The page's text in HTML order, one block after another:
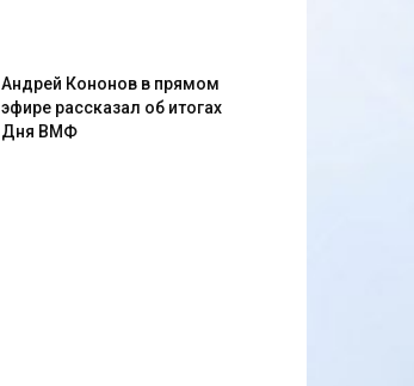
Андрей Кононов в прямом
эфире рассказал об итогах
Дня ВМФ